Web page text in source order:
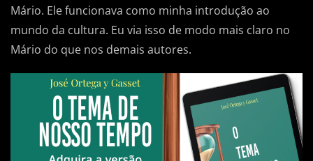
Mário. Ele funcionava como minha introdução ao
mundo da cultura. Eu via isso de modo mais claro no
Mário do que nos demais autores.